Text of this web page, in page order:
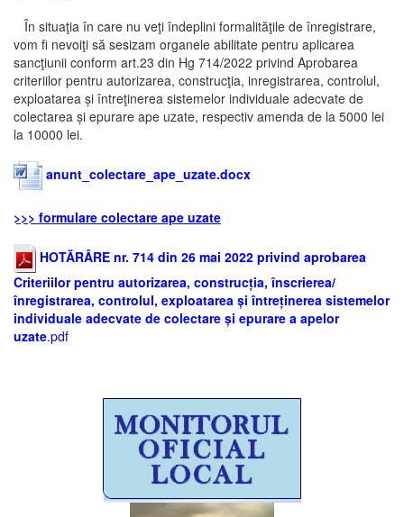
În situaţia în care nu veţi îndeplini formalităţile de înregistrare,
vom fi nevoiţi să sesizam organele abilitate pentru aplicarea
sancţiunii conform art.23 din Hg 714/2022 privind Aprobarea
criteriilor pentru autorizarea, construcţia, inregistrarea, controlul,
exploatarea și întreţinerea sistemelor individuale adecvate de
colectarea și epurare ape uzate, respectiv amenda de la 5000 lei
la 10000 lei.
anunt_colectare_ape_uzate.docx
>>> formulare colectare ape uzate
HOTĂRÂRE nr. 714 din 26 mai 2022 privind aprobarea
Criteriilor pentru autorizarea, construcția, înscrierea/
înregistrarea, controlul, exploatarea și întreținerea sistemelor
individuale adecvate de colectare și epurare a apelor
uzate.pdf